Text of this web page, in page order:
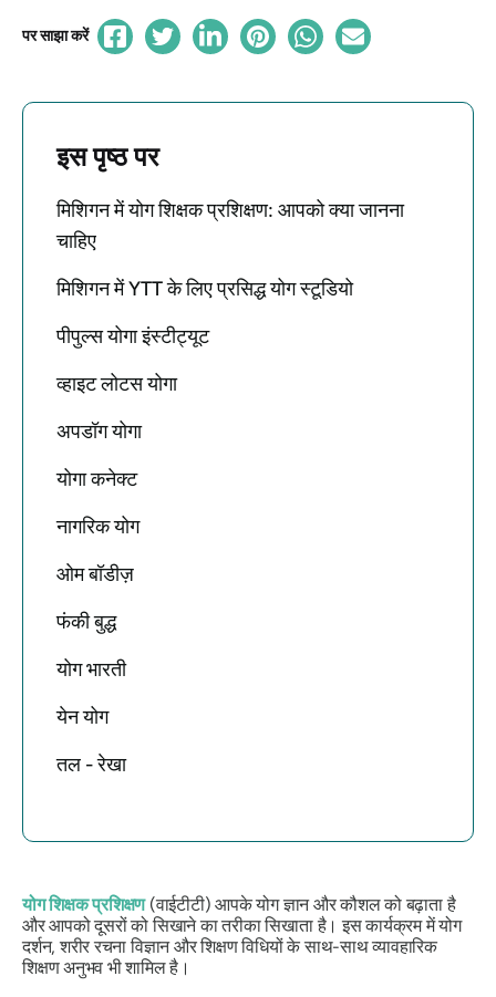
पर साझा करें
इस पृष्ठ पर
मिशिगन में योग शिक्षक प्रशिक्षण: आपको क्या जानना
चाहिए
मिशिगन में YTT के लिए प्रसिद्ध योग स्टूडियो
पीपुल्स योगा इंस्टीट्यूट
व्हाइट लोटस योगा
अपडॉग योगा
योगा कनेक्ट
नागरिक योग
ओम बॉडीज़
फंकी बुद्ध
योग भारती
येन योग
तल - रेखा
योग शिक्षक प्रशिक्षण(वाईटीटी) आपके योग ज्ञान और कौशल को बढ़ाता है
और आपको दूसरों को सिखाने का तरीका सिखाता है। इस कार्यक्रम में योग
दर्शन, शरीर रचना विज्ञान और शिक्षण विधियों के साथ-साथ व्यावहारिक
शिक्षण अनुभव भी शामिल है।